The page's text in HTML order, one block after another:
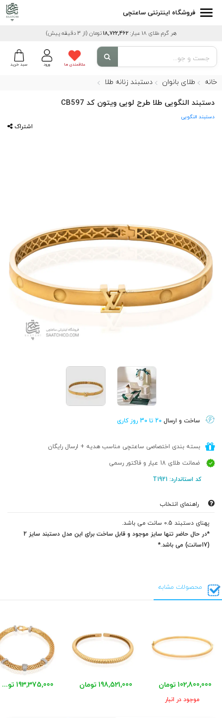
فروشگاه اینترنتی ساعتچی
هر گرم طلای 18 عیار: 18,722,462تومان (از 3 دقیقه پیش)
سبد خرید ورود علاقمندی ها
خانه طلای بانوان دستبند زنانه طلا
دستبند النگویی طلا طرح لویی ویتون کد CB597
دستبند النگویی
اشتراک
ساخت و ارسال 20 تا 30 روز کاری
بسته بندی اختصاصی ساعتچی مناسب هدیه + ارسال رایگان
ضمانت طلای 18 عیار و فاکتور رسمی
کد استاندارد: T1921
راهنمای انتخاب
پهنای دستبند 0.5 سانت می باشد.
*در حال حاضر تنها سایز موجود و قابل ساخت برای این مدل دستبند سایز 2
(17سانت) می باشد.*
محصولات مشابه
102,800,000 تومان
موجود در انبار
198,521,000 تومان 193,375,000 تومان